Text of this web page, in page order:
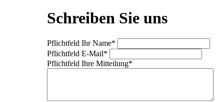
Schreiben Sie uns
PflichtfeldIhr Name*
PflichtfeldE-Mail*
PflichtfeldIhre Mitteilung*